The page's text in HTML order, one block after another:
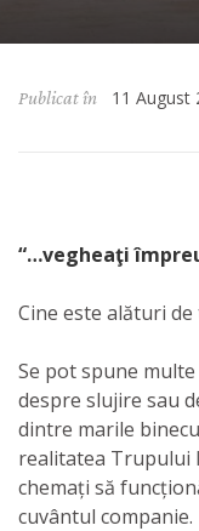
Publicat în 11 August
“…vegheaţi
Cine este alături de
Se pot spune
despre slujire sau
dintre marile
realitatea Trupului
chemați să
cuvântul companie.